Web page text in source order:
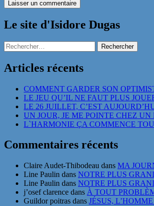
Le site d'Isidore Dugas
Rechercher :
Articles récents
COMMENT GARDER SON
LE JEU QU’IL NE FAUT PLUS
LE 26 JUILLET, C’EST
UN JOUR, JE ME POINTE CHEZ UN
L`HARMONIE ÇA COMMENCE
Commentaires récents
Claire Audet-Thibodeau dans MA
Line Paulin dans NOTRE PLUS
Line Paulin dans NOTRE PLUS
j’osef clarence dans À TOUT
Guildor poitras dans JÉSUS,